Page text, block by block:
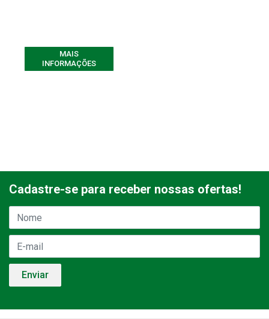
MAIS
INFORMAÇÕES
Cadastre-se para receber nossas ofertas!